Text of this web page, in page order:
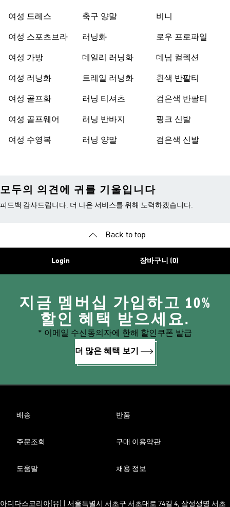
여성 드레스
여성 스포츠브라
여성 가방
여성 러닝화
여성 골프화
여성 골프웨어
여성 수영복
축구 양말
러닝화
데일리 러닝화
트레일 러닝화
러닝 티셔츠
러닝 반바지
러닝 양말
비니
로우 프로파일
데님 컬렉션
흰색 반팔티
검은색 반팔티
핑크 신발
검은색 신발
모두의 의견에 귀를 기울입니다
피드백 감사드립니다. 더 나은 서비스를 위해 노력하겠습니다.
Back to top
Login 장바구니 (0)
지금 멤버십 가입하고 10%
할인 혜택 받으세요.
* 이메일 수신동의자에 한해 할인쿠폰 발급
더 많은 혜택 보기
배송 반품
주문조회 구매 이용약관
도움말 채용 정보
아디다스코리아(유) | 서울특별시 서초구 서초대로 74길 4, 삼성생명 서초